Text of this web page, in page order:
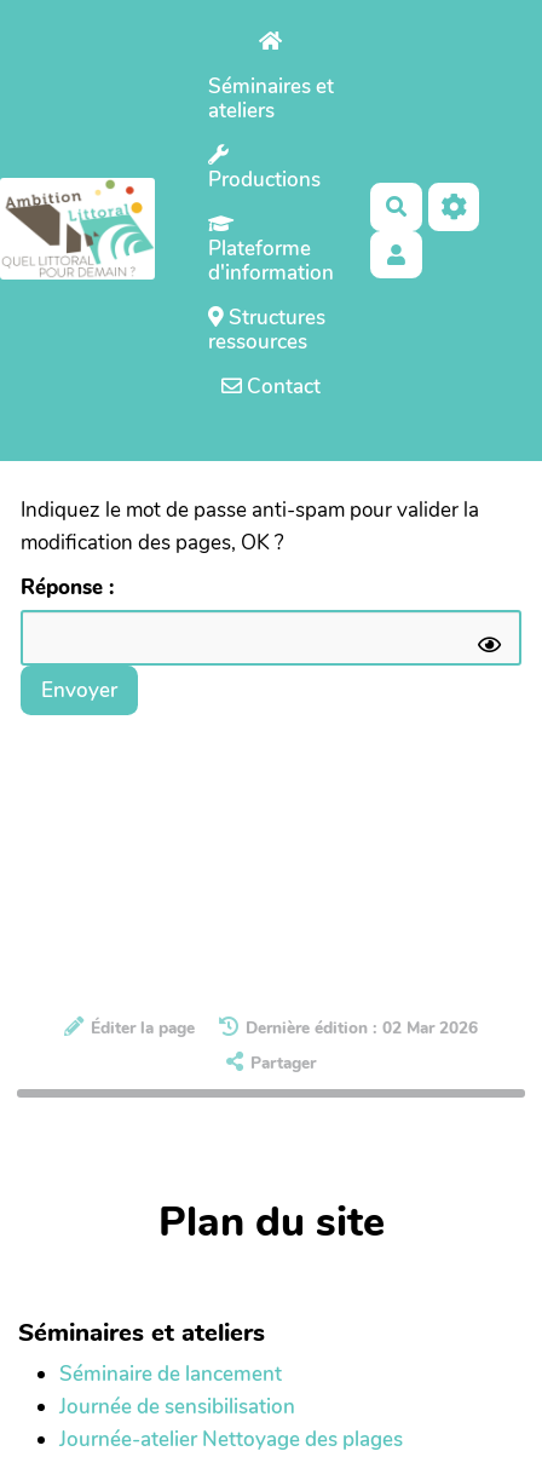
Séminaires et
ateliers
Productions
Plateforme
d'information
Structures
ressources
Contact
Rechercher
Indiquez le mot de passe anti-spam pour valider la
modification des pages, OK ?
Réponse :
Envoyer
Éditer la page
Dernière édition : 02 Mar 2026
Partager
Plan du site
Séminaires et ateliers
Séminaire de lancement
Journée de sensibilisation
Journée-atelier Nettoyage des plages